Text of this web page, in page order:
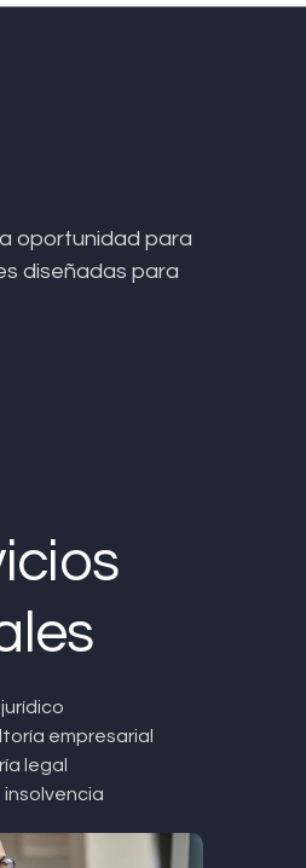
oportunidad para
diseñadas para
empresarial
legal
insolvencia